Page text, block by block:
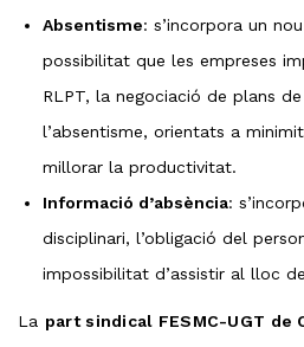
Absentisme: s’incorpora un
possibilitat que les empreses
RLPT, la negociació de plans
l’absentisme, orientats a
millorar la productivitat.
Informació d’absència:
disciplinari, l’obligació del
impossibilitat d’assistir al lloc
La part sindical FESMC-UGT de